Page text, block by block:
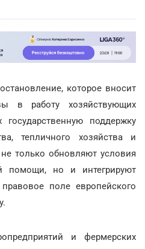
которое вносит
в работу хозяйствующих
государственную поддержку
тепличного хозяйства и
только обновляют условия
помощи, но и интегрируют
поле европейского
и фермерских